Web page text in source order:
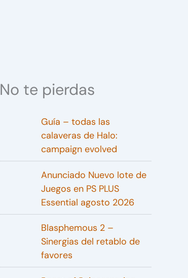
No te pierdas
Guía – todas las
calaveras de Halo:
campaign evolved
Anunciado Nuevo lote de
Juegos en PS PLUS
Essential agosto 2026
Blasphemous 2 –
Sinergias del retablo de
favores